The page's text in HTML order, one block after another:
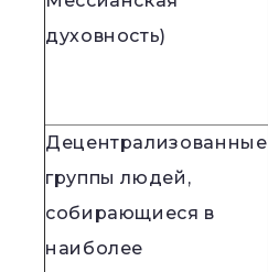
духовность)
Децентрализованные
группы людей,
собирающиеся в
наиболее